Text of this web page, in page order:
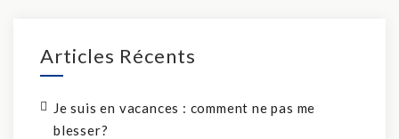
Articles Récents
Je suis en vacances : comment ne pas me
blesser?